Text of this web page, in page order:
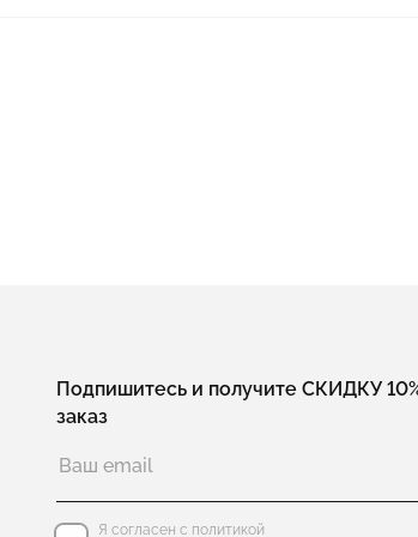
Подпишитесь и получите СКИДКУ
заказ
Я согласен с политикой